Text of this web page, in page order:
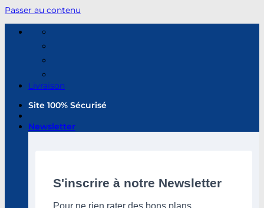
Passer au contenu
Livraison
Site 100% Sécurisé
Newsletter
S'inscrire à notre Newsletter
Pour ne rien rater des bons plans